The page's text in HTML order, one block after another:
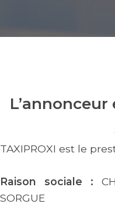
TAXIPROXI est le
Raison sociale :
SORGUE